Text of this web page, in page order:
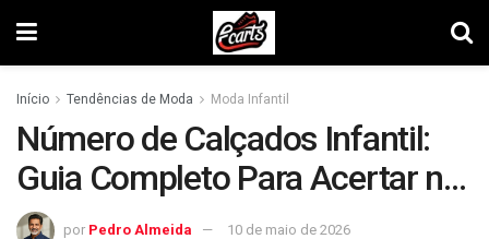
Início Tendências de Moda Moda Infantil
Número de Calçados Infantil:
Guia Completo Para Acertar na
Escolha
por Pedro Almeida 10 de maio de 2026